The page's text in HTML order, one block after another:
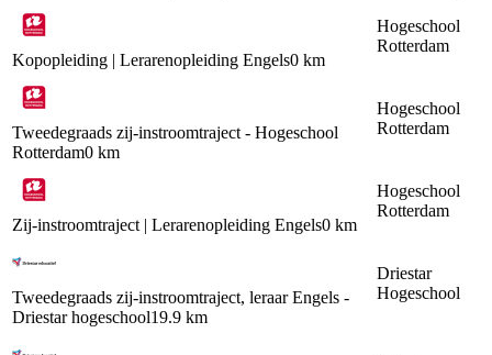
Kopopleiding | Lerarenopleiding Engels0 km
Hogeschool
Rotterdam
Tweedegraads zij-instroomtraject - Hogeschool
Rotterdam0 km
Hogeschool
Rotterdam
Zij-instroomtraject | Lerarenopleiding Engels0 km
Hogeschool
Rotterdam
Tweedegraads zij-instroomtraject, leraar Engels -
Driestar hogeschool19.9 km
Driestar
Hogeschool